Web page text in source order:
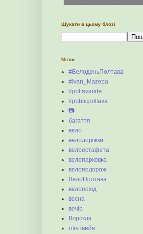
Шукати в цьому блозі
Мітки
#ВелоденьПолтава
#Ivan_Mazepa
#poltavaride
#publicpoltava
📷
багаття
вело
велодоріжки
велоестафета
велопарковка
велоподорож
ВелоПолтава
велопохід
весна
вечір
Ворскла
глінтвейн